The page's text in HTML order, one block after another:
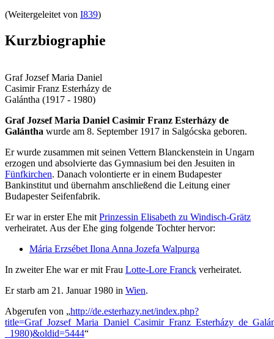
(Weitergeleitet von I839)
Kurzbiographie
Graf Jozsef Maria Daniel
Casimir Franz Esterházy de
Galántha (1917 - 1980)
Graf Jozsef Maria Daniel Casimir Franz Esterházy de
Galántha wurde am 8. September 1917 in Salgócska geboren.
Er wurde zusammen mit seinen Vettern Blanckenstein in Ungarn
erzogen und absolvierte das Gymnasium bei den Jesuiten in
Fünfkirchen. Danach volontierte er in einem Budapester
Bankinstitut und übernahm anschließend die Leitung einer
Budapester Seifenfabrik.
Er war in erster Ehe mit Prinzessin Elisabeth zu Windisch-Grätz
verheiratet. Aus der Ehe ging folgende Tochter hervor:
Mária Erzsébet Ilona Anna Jozefa Walpurga
In zweiter Ehe war er mit Frau Lotte-Lore Franck verheiratet.
Er starb am 21. Januar 1980 in Wien.
Abgerufen von „http://de.esterhazy.net/index.php?
_1980)&oldid=5444“